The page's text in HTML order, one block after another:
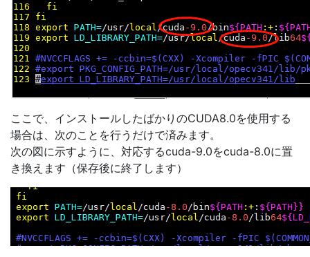
ここで、インストールしたばかりのCUDA8.0を使用する
場合は、次のことを行うだけで済みます。
次の図に示すように、対応するcuda-9.0をcuda-8.0に置
き換えます（保存後に終了します）